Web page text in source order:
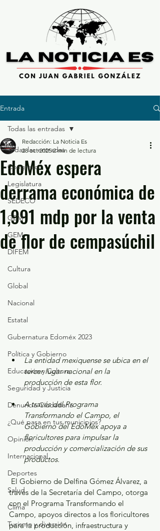
Entrada
Todas las entradas
Congreso
Legislatura
SEDECO
GEM
GEM
DIFEM
Cultura
Global
Nacional
Estatal
Gubernatura Edoméx 2023
Política y Gobierno
Educación y Cultura
Seguridad y Justicia
Denuncia Ciudadana
¿Qué pasa en tus municipios?
Opinión
Internacional
Deportes
Salud
Clima
Turismo y diversión
Todas las entradas
EdoMéx espera
derrama económica de
1,991 mdp por la venta
de flor de cempasúchil
Redacción: La Noticia Es
28 oct 2025 2 min de lectura
La entidad mexiquense se ubica en el
tercer lugar nacional en la
producción de esta flor.
A través del Programa
Transformando el Campo, el
Gobierno del EdoMéx apoya a
floricultores para impulsar la
producción y comercialización de sus
productos.
través de la Secretaría del Campo, otorga
con el Programa Transformando el
Campo, apoyos directos a los floricultores
para la producción, infraestructura y